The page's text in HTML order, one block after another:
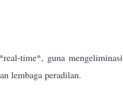
time*, guna mengeliminasi
lembaga peradilan.